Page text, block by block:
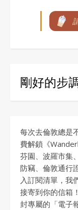
剛好的步
每次去倫敦總是
費解鎖《
芬園、波羅市集
防竊、倫敦通行
入訂閱清單，我
接寄到你的信箱
封專屬的「電子